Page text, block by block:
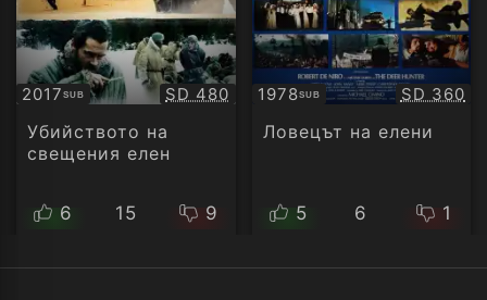
2017SUB
Субтитри Качество:
SD 480
Убийството на
свещения елен
6 15 9
1978SUB
Субтитри SD 360
Ловецът на елени
5 6 1